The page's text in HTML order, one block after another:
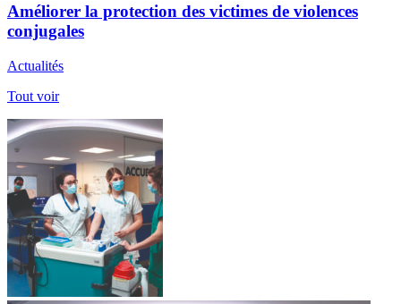
Améliorer la protection des victimes de violences
conjugales
Actualités
Tout voir